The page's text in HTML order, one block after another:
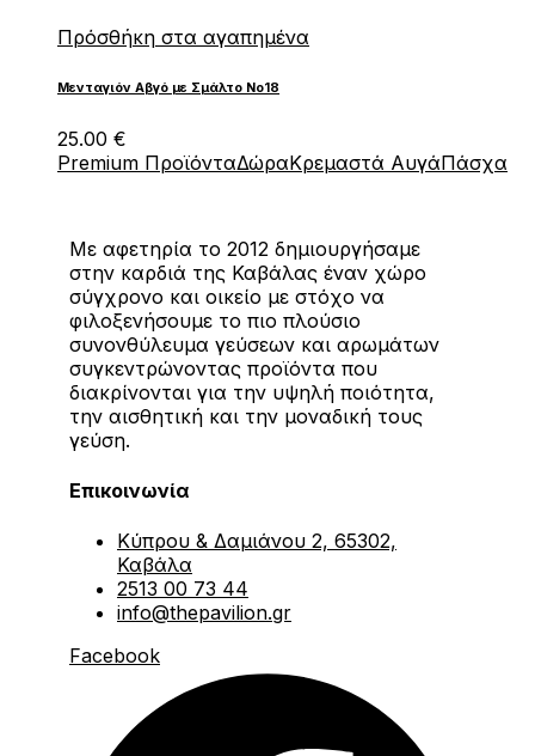
Πρόσθήκη στα αγαπημένα
Μενταγιόν Αβγό με Σμάλτο Νο18
25.00 €
Premium ΠροϊόνταΔώραΚρεμαστά ΑυγάΠάσχα
Με αφετηρία το 2012 δημιουργήσαμε
στην καρδιά της Καβάλας έναν χώρο
σύγχρονο και οικείο με στόχο να
φιλοξενήσουμε το πιο πλούσιο
συνονθύλευμα γεύσεων και αρωμάτων
συγκεντρώνοντας προϊόντα που
διακρίνονται για την υψηλή ποιότητα,
την αισθητική και την μοναδική τους
γεύση.
Επικοινωνία
Κύπρου & Δαμιάνου 2, 65302,
Καβάλα
2513 00 73 44
info@thepavilion.gr
Facebook